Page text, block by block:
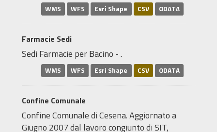
WMS WFS Esri Shape CSV ODATA
Farmacie Sedi
Sedi Farmacie per Bacino - .
WMS WFS Esri Shape CSV ODATA
Confine Comunale
Confine Comunale di Cesena. Aggiornato a
Giugno 2007 dal lavoro congiunto di SIT,